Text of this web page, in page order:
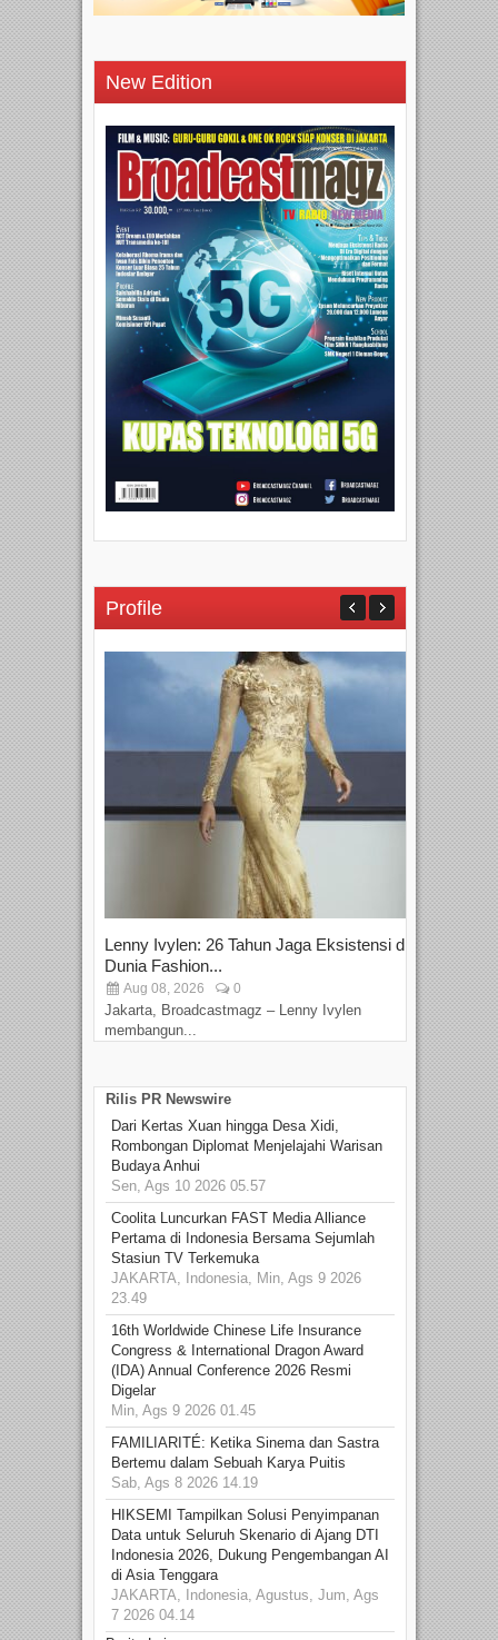
New Edition
Profile
Lenny Ivylen: 26 Tahun Jaga Eksistensi di
Dunia Fashion...
Aug 08, 2026 0
Jakarta, Broadcastmagz – Lenny Ivylen
membangun...
Rilis PR Newswire
Dari Kertas Xuan hingga Desa Xidi,
Rombongan Diplomat Menjelajahi Warisan
Budaya Anhui
Sen, Ags 10 2026 05.57
Coolita Luncurkan FAST Media Alliance
Pertama di Indonesia Bersama Sejumlah
Stasiun TV Terkemuka
JAKARTA, Indonesia, Min, Ags 9 2026
23.49
16th Worldwide Chinese Life Insurance
Congress & International Dragon Award
(IDA) Annual Conference 2026 Resmi
Digelar
Min, Ags 9 2026 01.45
FAMILIARITÉ: Ketika Sinema dan Sastra
Bertemu dalam Sebuah Karya Puitis
Sab, Ags 8 2026 14.19
HIKSEMI Tampilkan Solusi Penyimpanan
Data untuk Seluruh Skenario di Ajang DTI
Indonesia 2026, Dukung Pengembangan AI
di Asia Tenggara
JAKARTA, Indonesia, Agustus, Jum, Ags
7 2026 04.14